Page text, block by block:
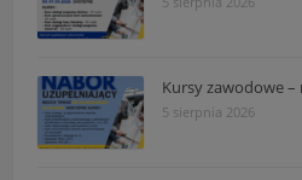
Kursy zawodowe –
5 sierpnia 2026